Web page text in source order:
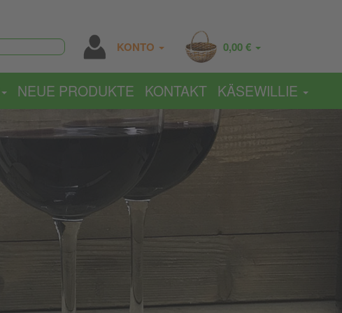
KONTO 0,00 €
NEUE PRODUKTE KONTAKT KÄSEWILLIE